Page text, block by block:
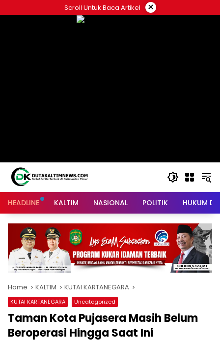
to
Scroll Untuk Baca Artikel ×
HEADLINE KALTIM NASIONAL POLITIK HUKUM
Home KALTIM KUTAI KARTANEGARA
KUTAI KARTANEGARA Uncategorized
Taman Kota Pujasera Masih Belum
Beroperasi Hingga Saat Ini